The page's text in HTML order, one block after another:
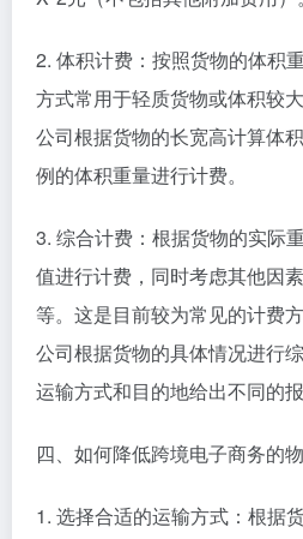
2. 体积计费：按照货物的体积
方式常用于轻质货物或体积较
公司根据货物的长宽高计算体
例的体积重量进行计费。
3. 综合计费：根据货物的实际
值进行计费，同时考虑其他因
等。这是目前较为常见的计费
公司根据货物的具体情况进行
运输方式和目的地给出不同的报
四、如何降低跨境电子商务的
1. 选择合适的运输方式：根据